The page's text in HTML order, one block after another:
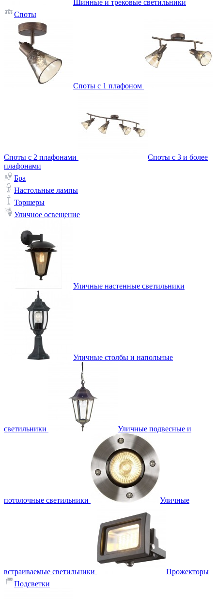
Шинные и трековые светильники
Споты
Споты с 1 плафоном
Споты с 2 плафонами
Споты с 3 и более
плафонами
Бра
Настольные лампы
Торшеры
Уличное освещение
Уличные настенные светильники
Уличные столбы и напольные
светильники Уличные подвесные и
потолочные светильники Уличные
встраиваемые светильники
Прожекторы
Подсветки